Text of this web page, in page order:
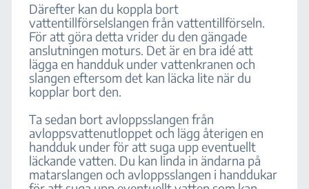
Därefter kan du koppla bort
vattentillförselslangen från vattentillförseln.
För att göra detta vrider du den gängade
anslutningen moturs. Det är en bra idé att
lägga en handduk under vattenkranen och
slangen eftersom det kan läcka lite när du
kopplar bort den.
Ta sedan bort avloppsslangen från
avloppsvattenutloppet och lägg återigen en
handduk under för att suga upp eventuellt
läckande vatten. Du kan linda in ändarna på
matarslangen och avloppsslangen i handdukar